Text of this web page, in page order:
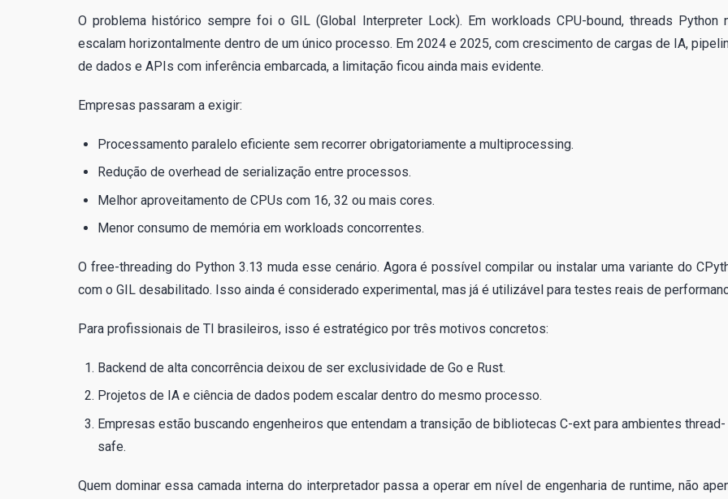
O problema histórico sempre foi o GIL (Global Interpreter Lock). Em workloads CPU-bound, threads Python
escalam horizontalmente dentro de um único processo. Em 2024 e 2025, com crescimento de cargas de IA,
de dados e APIs com inferência embarcada, a limitação ficou ainda mais evidente.
Empresas passaram a exigir:
Processamento paralelo eficiente sem recorrer obrigatoriamente a multiprocessing.
Redução de overhead de serialização entre processos.
Melhor aproveitamento de CPUs com 16, 32 ou mais cores.
Menor consumo de memória em workloads concorrentes.
O free-threading do Python 3.13 muda esse cenário. Agora é possível compilar ou instalar uma variante do
com o GIL desabilitado. Isso ainda é considerado experimental, mas já é utilizável para testes reais de
Para profissionais de TI brasileiros, isso é estratégico por três motivos concretos:
Backend de alta concorrência deixou de ser exclusividade de Go e Rust.
Projetos de IA e ciência de dados podem escalar dentro do mesmo processo.
Empresas estão buscando engenheiros que entendam a transição de bibliotecas C-ext para ambientes thread-
safe.
Quem dominar essa camada interna do interpretador passa a operar em nível de engenharia de runtime, não